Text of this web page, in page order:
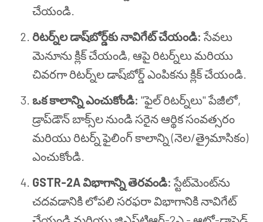
చేయండి.
రిటర్న్‌ల డాష్‌బోర్డ్‌కు నావిగేట్ చేయండి: సేవలు
మెనూను క్లిక్ చేయండి, ఆపై రిటర్న్‌లు మరియు
చివరగా రిటర్న్‌ల డాష్‌బోర్డ్ ఎంపికను క్లిక్ చేయండి.
ఒక కాలాన్ని ఎంచుకోండి: "ఫైల్ రిటర్న్‌లు" పేజీలో,
డ్రాప్‌డౌన్ బాక్స్‌ల నుండి సరైన ఆర్థిక సంవత్సరం
మరియు రిటర్న్ ఫైలింగ్ కాలాన్ని (నెల/త్రైమాసికం)
ఎంచుకోండి.
GSTR-2A విభాగాన్ని తెరవండి: స్టేట్‌మెంట్‌ను
చదవడానికి లోపలి సరఫరా విభాగానికి నావిగేట్